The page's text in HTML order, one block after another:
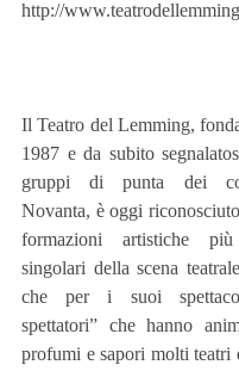
http://
Il Teatro del Lemming,
1987 e da subito
gruppi di punta dei
Novanta, è oggi
formazioni artistiche
singolari della scena
che per i suoi
spettatori” che hanno
profumi e sapori molti teatri